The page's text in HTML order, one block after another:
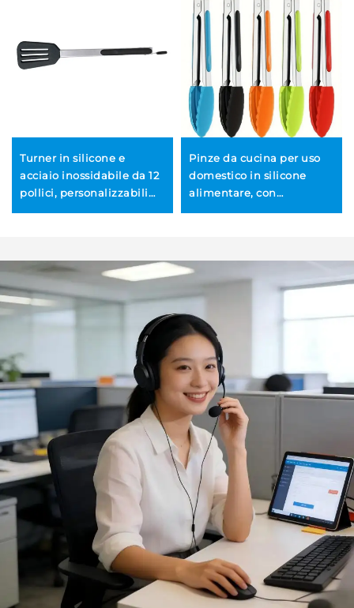
Turner in silicone e
acciaio inossidabile da 12
pollici, personalizzabili
dim sum, utensili per
barbecue, pinze per
bistecche e pane
Pinze da cucina per uso
domestico in silicone
alimentare, con
acciaio inossidabile